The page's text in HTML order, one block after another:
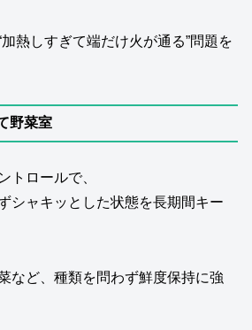
熱しすぎて端だけ火が通る”問題を
野菜室
トロールで、
シャキッとした状態を長期間キー
など、種類を問わず鮮度保持に強